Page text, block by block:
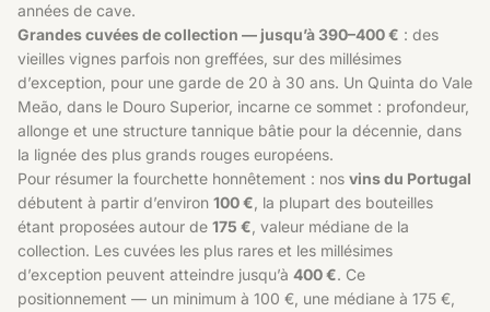
années de cave.
Grandes cuvées de collection — jusqu’à 390–400 € : des
vieilles vignes parfois non greffées, sur des millésimes
d’exception, pour une garde de 20 à 30 ans. Un Quinta do Vale
Meão, dans le Douro Superior, incarne ce sommet : profondeur,
allonge et une structure tannique bâtie pour la décennie, dans
la lignée des plus grands rouges européens.
Pour résumer la fourchette honnêtement : nos vins du Portugal
débutent à partir d’environ 100 € , la plupart des bouteilles
étant proposées autour de 175 € , valeur médiane de la
collection. Les cuvées les plus rares et les millésimes
d’exception peuvent atteindre jusqu’à 400 €. Ce
positionnement — un minimum à 100 €, une médiane à 175 €,